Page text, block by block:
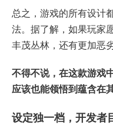
总之，游戏的所有设计
法。据了解，如果玩家
丰茂丛林，还有更加恶
不得不说，在这款游戏
应该也能领悟到蕴含在
设定独一档，开发者